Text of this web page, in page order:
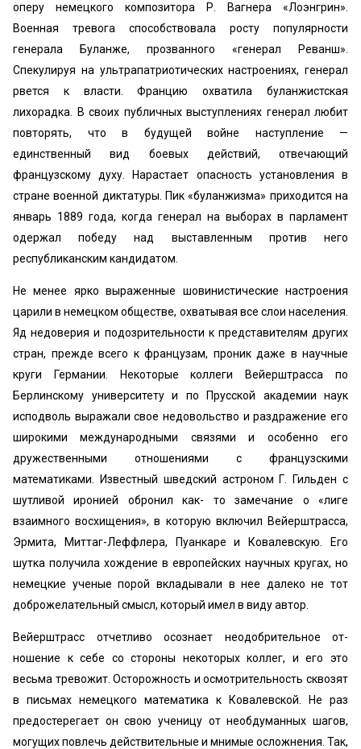
оперу немецкого композитора Р. Вагнера «Лоэнгрин».
Военная тревога способствовала росту популярности
генерала Буланже, прозванного «генерал Реванш».
Спекулируя на ультра­патриотических настроениях, генерал
рвется к власти. Францию охватила буланжистская
лихорадка. В своих публичных выступлениях генерал любит
повторять, что в будущей войне наступление —
единственный вид бо­евых действий, отвечающий
французскому духу. Нарас­тает опасность установления в
стране военной диктату­ры. Пик «буланжизма» приходится на
январь 1889 года, когда генерал на выборах в парламент
одержал победу над выставленным против него
республиканским канди­датом.
Не менее ярко выраженные шовинистические настро­ения
царили в немецком обществе, охватывая все слои населения.
Яд недоверия и подозрительности к предста­вителям других
стран, прежде всего к французам, про­ник даже в научные
круги Германии. Некоторые колле­ги Вейерштрасса по
Берлинскому университету и по Прусской академии наук
исподволь выражали свое недо­вольство и раздражение его
широкими международными связями и особенно его
дружественными отношениями с французскими
математиками. Известный шведский астроном Г. Гильден с
шутливой иронией обронил как- то замечание о «лиге
взаимного восхищения», в которую включил Вейерштрасса,
Эрмита, Миттаг-Леффлера, Пуанкаре и Ковалевскую. Его
шутка получила хожде­ние в европейских научных кругах, но
немецкие ученые порой вкладывали в нее далеко не тот
доброжелательный смысл, который имел в виду автор.
Вейерштрасс отчетливо осознает неодобрительное от­
ношение к себе со стороны некоторых коллег, и его это
весьма тревожит. Осторожность и осмотрительность скво­зят
в письмах немецкого математика к Ковалевской. Не раз
предостерегает он свою ученицу от необдуман­ных шагов,
могущих повлечь действительные и мнимые осложнения. Так,